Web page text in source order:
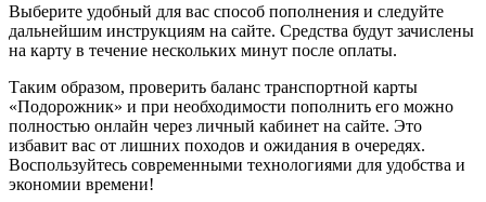
Выберите удобный для вас способ пополнения и следуйте
дальнейшим инструкциям на сайте. Средства будут зачислены
на карту в течение нескольких минут после оплаты.
Таким образом, проверить баланс транспортной карты
«Подорожник» и при необходимости пополнить его можно
полностью онлайн через личный кабинет на сайте. Это
избавит вас от лишних походов и ожидания в очередях.
Воспользуйтесь современными технологиями для удобства и
экономии времени!